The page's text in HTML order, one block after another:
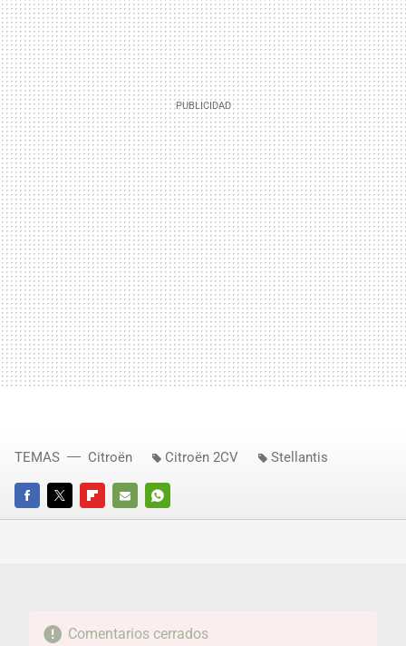
FACEBOOKTWITTERFLIPBOARD
E-
WHATSAPP
TEMAS Citroën Citroën 2CV Stellantis
Comentarios cerrados